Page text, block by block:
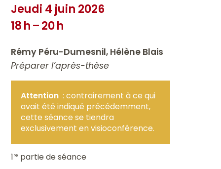
Jeudi 4 juin 2026
18 h – 20 h
Rémy Péru-Dumesnil, Hélène Blais
Préparer l’après-thèse
Attention : contrairement à ce qui
avait été indiqué précédemment,
cette séance se tiendra
exclusivement en visioconférence.
1re partie de séance